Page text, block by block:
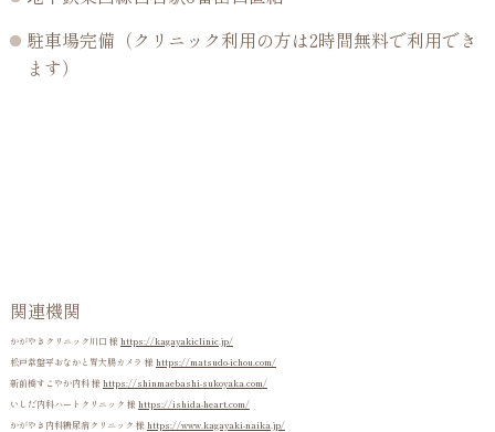
駐車場完備（クリニック利用の方は2時間無料で利用でき
ます）
関連機関
かがやきクリニック川口 様 https://kagayakiclinic.jp/
松戸常盤平おなかと胃大腸カメラ 様 https://matsudo-ichou.com/
新前橋すこやか内科 様 https://shinmaebashi-sukoyaka.com/
いしだ内科ハートクリニック 様 https://ishida-heart.com/
かがやき内科糖尿病クリニック 様 https://www.kagayaki-naika.jp/